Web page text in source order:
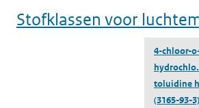
Stofklassen voor
4-chloor-
toluidine
(3165-93-3)